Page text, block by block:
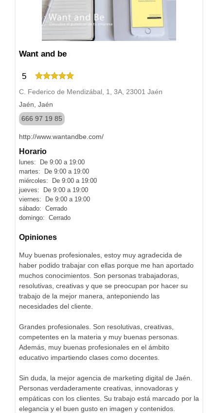
Want and be
5
C. Federico de Mendizábal, 1, 3A, 23001 Jaén
Jaén, Jaén
666 97 19 85
http://www.wantandbe.com/
Horario
lunes: De 9:00 a 19:00
martes: De 9:00 a 19:00
miércoles: De 9:00 a 19:00
jueves: De 9:00 a 19:00
viernes: De 9:00 a 19:00
sábado: Cerrado
domingo: Cerrado
Opiniones
Muy buenas profesionales, estoy muy agradecida de
haber podido trabajar con ellas porque me han aportado
muchos conocimientos. Son personas trabajadoras,
resolutivas, creativas y que se preocupan por hacer su
trabajo de la mejor manera, anteponiendo las
necesidades del cliente.
Grandes profesionales. Son resolutivas, creativas,
competentes en la materia y muy buenas personas.
Además, muy buenas profesionales en el ámbito
educativo impartiendo clases como docentes.
Sin duda, la mejor agencia de marketing digital de Jaén.
Personas verdaderamente creativas, innovadoras y
empáticas con los clientes. Su trabajo está marcado por la
elegancia y el buen gusto en imagen y contenidos.